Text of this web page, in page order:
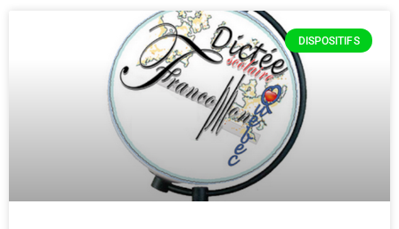
DISPOSITIFS